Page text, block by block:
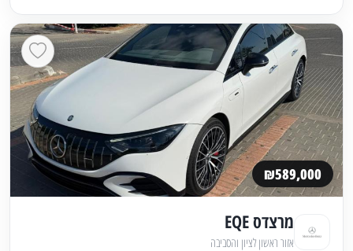
₪589,000
מרצדס EQE
אזור ראשון לציון והסביבה